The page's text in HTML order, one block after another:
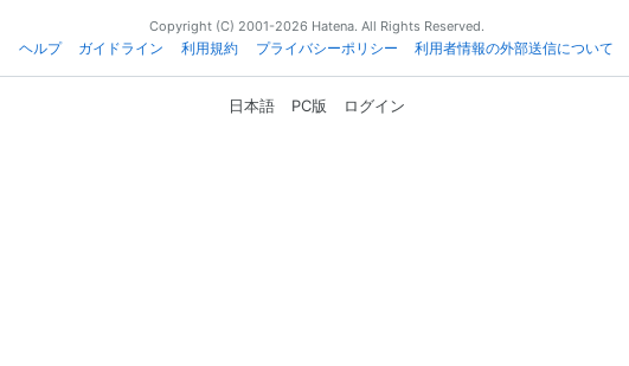
Copyright (C) 2001-2026 Hatena. All Rights Reserved.
ヘルプ
ガイドライン 利用規約 プライバシーポリシー 利用者情報の外部送信について
日本語 PC版 ログイン